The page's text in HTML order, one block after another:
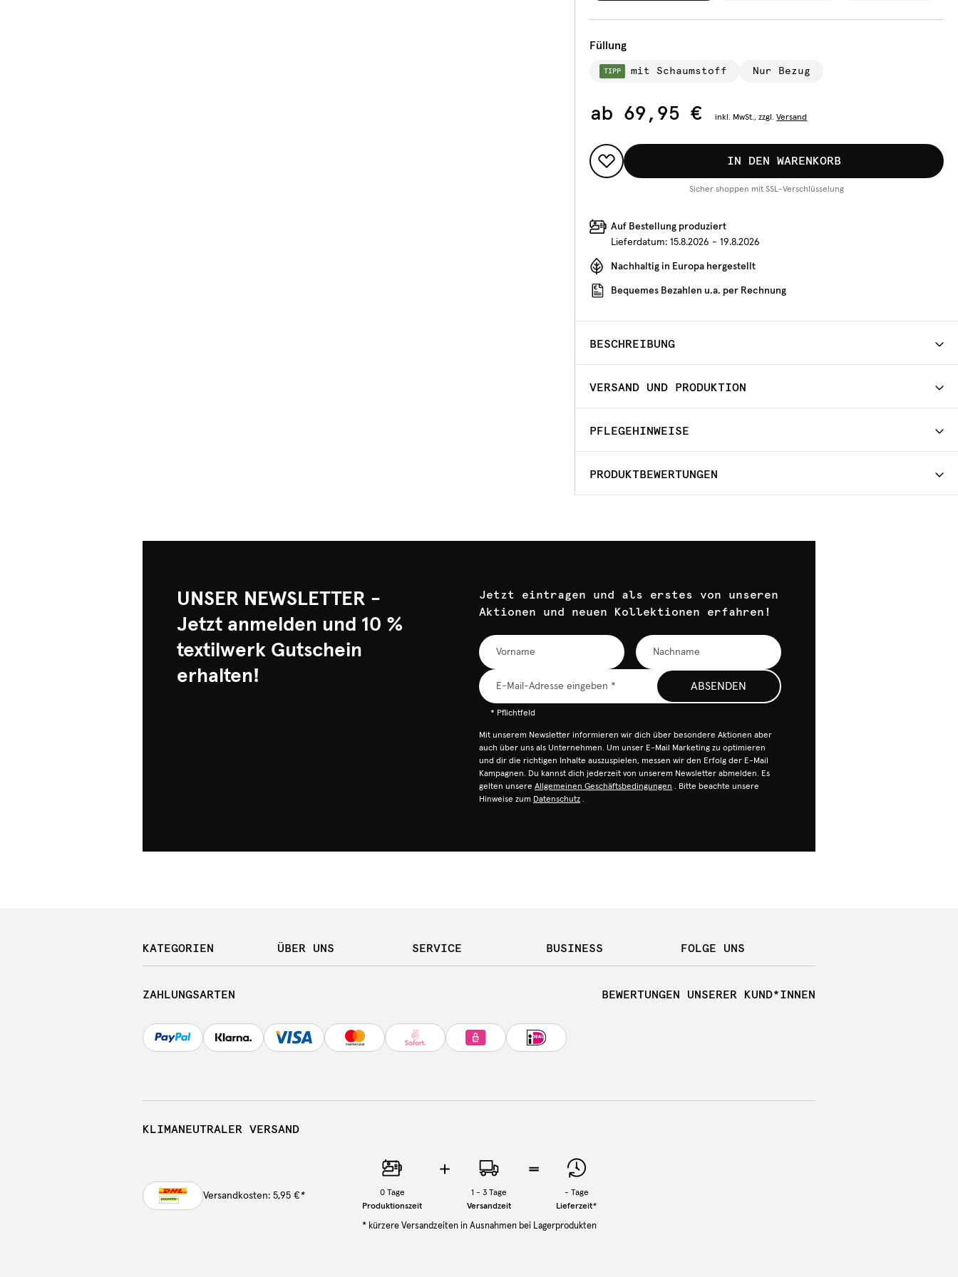
Füllung
TIPP mit Schaumstoff Nur Bezug
ab 69,95 € inkl. MwSt., zzgl. Versand
IN DEN WARENKORB
Sicher shoppen mit SSL-Verschlüsselung
Auf Bestellung produziert
Lieferdatum: 15.8.2026 - 19.8.2026
Nachhaltig in Europa hergestellt
Bequemes Bezahlen u.a. per Rechnung
BESCHREIBUNG
VERSAND UND PRODUKTION
PFLEGEHINWEISE
PRODUKTBEWERTUNGEN
UNSER NEWSLETTER -
Jetzt anmelden und 10 %
textilwerk Gutschein
erhalten!
Jetzt eintragen und als erstes von unseren
Aktionen und neuen Kollektionen erfahren!
ABSENDEN
* Pflichtfeld
Mit unserem Newsletter informieren wir dich über besondere Aktionen aber
auch über uns als Unternehmen. Um unser E-Mail Marketing zu optimieren
und dir die richtigen Inhalte auszuspielen, messen wir den Erfolg der E-Mail
Kampagnen. Du kannst dich jederzeit von unserem Newsletter abmelden. Es
gelten unsere Allgemeinen Geschäftsbedingungen . Bitte beachte unsere
Hinweise zum Datenschutz .
KATEGORIEN ÜBER UNS SERVICE BUSINESS FOLGE UNS
ZAHLUNGSARTEN BEWERTUNGEN UNSERER KUND*INNEN
KLIMANEUTRALER VERSAND
Versandkosten: 5,95 €* 0Tage
Produktionszeit
1 - 3 Tage
Versandzeit
- Tage
Lieferzeit*
* kürzere Versandzeiten in Ausnahmen bei Lagerprodukten